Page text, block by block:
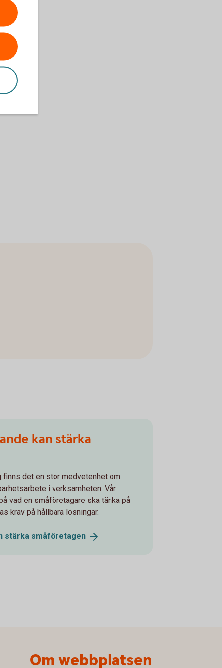
kan stärka
det en stor medvetenhet om
i verksamheten. Vår
vad en småföretagare ska tänka på
krav på hållbara lösningar.
stärka småföretagen
Om webbplatsen